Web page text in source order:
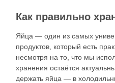
Яйца — один из самых
продуктов, который есть
несмотря на то, что мы
хранения остаётся
держать яйца — в